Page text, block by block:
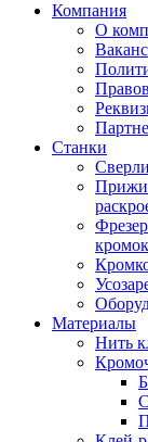
Компания
О
Станки
кромок
Материалы
Нить